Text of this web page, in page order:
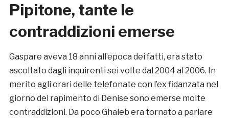
Pipitone, tante le
contraddizioni emerse
Gaspare aveva 18 anni all’epoca dei fatti, era stato
ascoltato dagli inquirenti sei volte dal 2004 al 2006. In
merito agli orari delle telefonate con l’ex fidanzata nel
giorno del rapimento di Denise sono emerse molte
contraddizioni. Da poco Ghaleb era tornato a parlare